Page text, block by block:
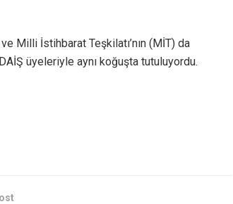
Milli İstihbarat Teşkilatı’nın (MİT) da
üyeleriyle aynı koğuşta tutuluyordu.